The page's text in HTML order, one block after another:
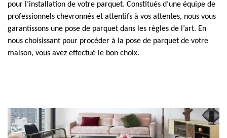
pour l’installation de votre parquet. Constitués d’une équipe de
professionnels chevronnés et attentifs à vos attentes, nous vous
garantissons une pose de parquet dans les règles de l’art. En
nous choisissant pour procéder à la pose de parquet de votre
maison, vous avez effectué le bon choix.